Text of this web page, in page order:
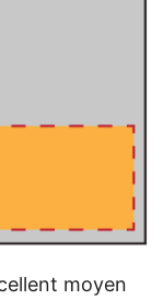
moyen